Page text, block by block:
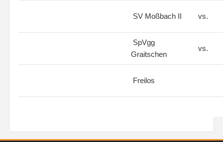
SV Moßbach II vs.
SpVgg
Graitschen
vs.
Freilos